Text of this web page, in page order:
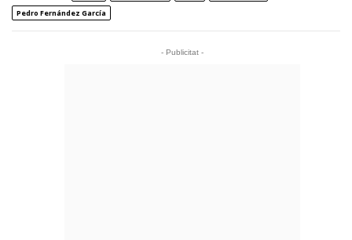
Pedro Fernández García
- Publicitat -